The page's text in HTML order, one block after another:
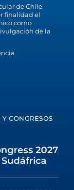
de Chile
finalidad el
como
de la
CONGRESOS
2027